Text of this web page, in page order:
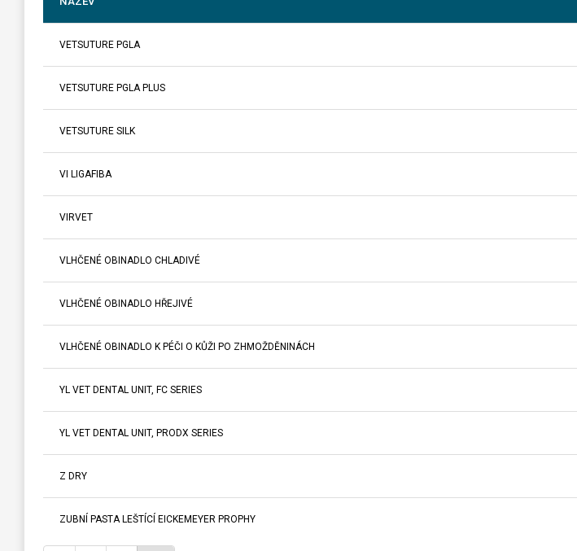
VETSUTURE PGLA
VETSUTURE PGLA PLUS
VETSUTURE SILK
VI LIGAFIBA
VIRVET
VLHČENÉ OBINADLO CHLADIVÉ
VLHČENÉ OBINADLO HŘEJIVÉ
VLHČENÉ OBINADLO K PÉČI O KŮŽI PO ZHMOŽDĚNINÁCH
YL VET DENTAL UNIT, FC SERIES
YL VET DENTAL UNIT, PRODX SERIES
Z DRY
ZUBNÍ PASTA LEŠTÍCÍ EICKEMEYER PROPHY